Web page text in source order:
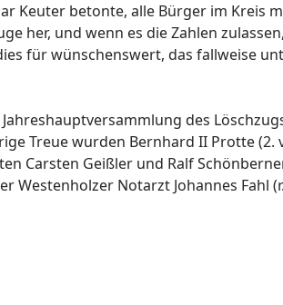
Keuter betonte, alle Bürger im Kreis
her, und wenn es die Zahlen
für wünschenswert, das fallweise
des
Treue wurden Bernhard II Protte (2.
Carsten Geißler und Ralf
Notarzt Johannes Fahl